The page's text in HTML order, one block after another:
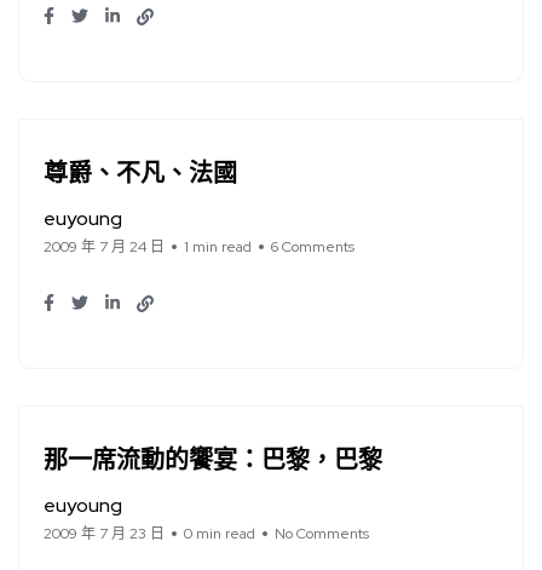
尊爵、不凡、法國
euyoung
2009 年 7 月 24 日 1 min read 6 Comments
那一席流動的饗宴：巴黎，巴黎
euyoung
2009 年 7 月 23 日 0 min read No Comments